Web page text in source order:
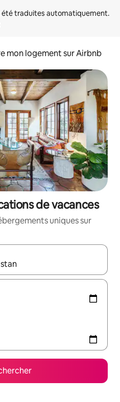
mon logement sur Airbnb
de vacances
uniques sur
utilisez les flèches vers le